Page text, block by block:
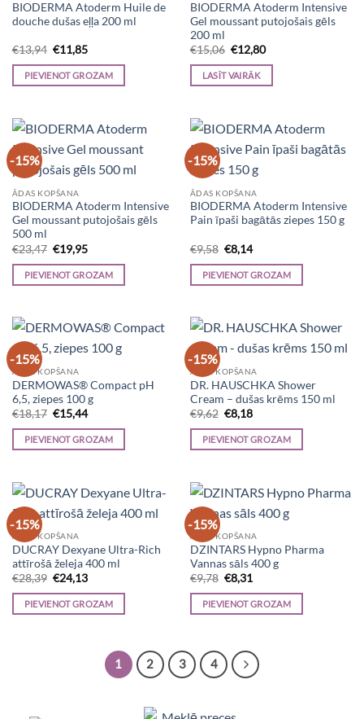
BIODERMA Atoderm Huile de
douche dušas eļļa 200 ml
€13,94 Original
price
was:
€13,94.
€11,85Current
is:
€11,85.
PIEVIENOT GROZAM
BIODERMA Atoderm Intensive
Gel moussant putojošais gēls
200 ml
€15,06 Original
price
was:
€15,06.
€12,80Current
is:
LASĪT VAIRĀK
-15%
ĀDAS KOPŠANA
BIODERMA Atoderm Intensive
Gel moussant putojošais gēls
500 ml
€23,47 Original
price
was:
€23,47.
€19,95Current
is:
€19,95.
PIEVIENOT GROZAM
-15%
ĀDAS KOPŠANA
BIODERMA Atoderm Intensive
Pain īpaši bagātās ziepes 150 g
€9,58 Original
price
was:
€9,58.
€8,14Current
is:
€8,14.
PIEVIENOT GROZAM
-15%
ĀDAS KOPŠANA
DERMOWAS® Compact pH
6,5, ziepes 100 g
€18,17 Original
price
was:
€18,17.
€15,44Current
is:
€15,44.
PIEVIENOT GROZAM
-15%
ĀDAS KOPŠANA
DR. HAUSCHKA Shower
Cream – dušas krēms 150 ml
€9,62 Original
price
was:
€9,62.
€8,18Current
is:
€8,18.
PIEVIENOT GROZAM
-15%
ĀDAS KOPŠANA
DUCRAY Dexyane Ultra-Rich
attīrošā želeja 400 ml
€28,39 Original
price
was:
€28,39.
€24,13Current
is:
€24,13.
PIEVIENOT GROZAM
-15%
ĀDAS KOPŠANA
DZINTARS Hypno Pharma
Vannas sāls 400 g
€9,78 Original
price
was:
€9,78.
€8,31Current
is:
€8,31.
PIEVIENOT GROZAM
1 2 3 4